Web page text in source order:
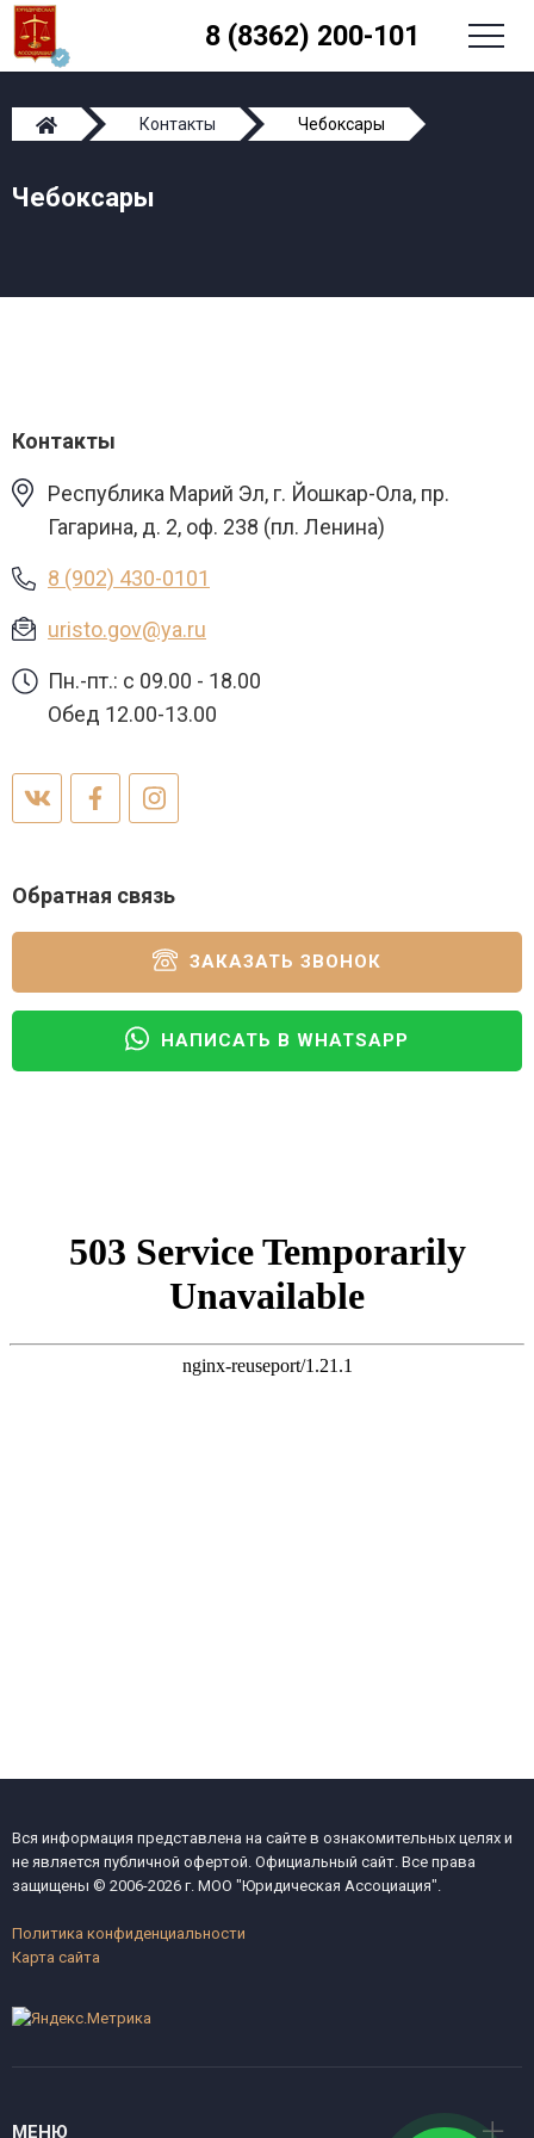
8 (8362) 200-101
Контакты Чебоксары
Чебоксары
Контакты
Республика Марий Эл, г. Йошкар-Ола, пр.
Гагарина, д. 2, оф. 238 (пл. Ленина)
8 (902) 430-0101
uristo.gov@ya.ru
Пн.-пт.: с 09.00 - 18.00
Обед 12.00-13.00
Обратная связь
ЗАКАЗАТЬ ЗВОНОК
НАПИСАТЬ В WHATSAPP
Вся информация представлена на сайте в ознакомительных целях и
не является публичной офертой. Официальный сайт. Все права
защищены © 2006-2026 г. МОО "Юридическая Ассоциация".
Политика конфиденциальности
Карта сайта
МЕНЮ